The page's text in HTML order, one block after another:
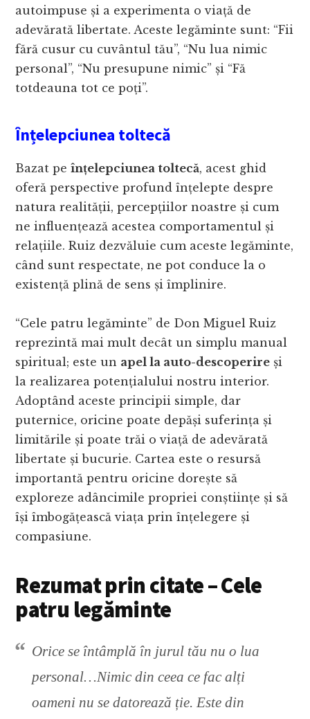
autoimpuse și a experimenta o viață de
adevărată libertate. Aceste legăminte sunt: “Fii
fără cusur cu cuvântul tău”, “Nu lua nimic
personal”, “Nu presupune nimic” și “Fă
totdeauna tot ce poți”.
Înțelepciunea toltecă
Bazat peînțelepciunea toltecă, acest ghid
oferă perspective profund înțelepte despre
natura realității, percepțiilor noastre și cum
ne influențează acestea comportamentul și
relațiile. Ruiz dezvăluie cum aceste legăminte,
când sunt respectate, ne pot conduce la o
existență plină de sens și împlinire.
“Cele patru legăminte” de Don Miguel Ruiz
reprezintă mai mult decât un simplu manual
spiritual; este un apel la auto-descoperire și
la realizarea potențialului nostru interior.
Adoptând aceste principii simple, dar
puternice, oricine poate depăși suferința și
limitările și poate trăi o viață de adevărată
libertate și bucurie. Cartea este o resursă
importantă pentru oricine dorește să
exploreze adâncimile propriei conștiințe și să
își îmbogățească viața prin înțelegere și
compasiune.
Rezumat prin citate – Cele
patru legăminte
Orice se întâmplă în jurul tău nu o lua
personal…Nimic din ceea ce fac alți
oameni nu se datorează ție. Este din